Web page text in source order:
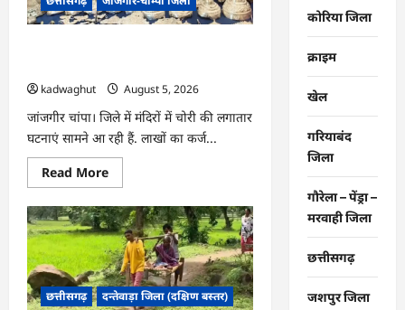
की
तस्वीर,
स्वच्छ
…
kadwaghut
August 5, 2026
जांजगीर चांपा। जिले में मंदिरों में चोरी की लगातार
घटनाएं सामने आ रही हैं. लाखों का कर्ज...
Read MoreRead
more
CG
:
दो
भाई
लगातार
मंदिरों
में
कर
छत्तीसगढ़ दन्तेवाड़ा जिला (दक्षिण बस्तर)
कोरिया जिला
क्राइम
खेल
गरियाबंद
जिला
गौरेला – पेंड्रा –
मरवाही जिला
छत्तीसगढ़
जशपुर जिला